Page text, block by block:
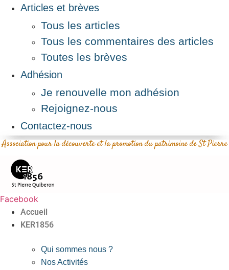
Articles et brèves
Tous les articles
Tous les commentaires des articles
Toutes les brèves
Adhésion
Je renouvelle mon adhésion
Rejoignez-nous
Contactez-nous
Association pour la découverte et la promotion du patrimoine de St Pierre
Facebook
Accueil
KER1856
Qui sommes nous ?
Nos Activités